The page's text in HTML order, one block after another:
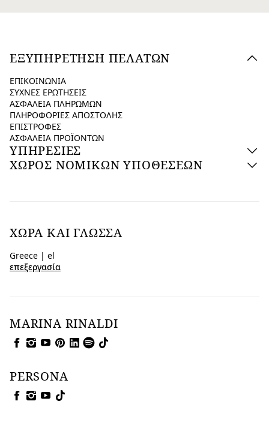
ΕΞΥΠΗΡΕΤΗΣΗ ΠΕΛΑΤΩΝ
ΕΠΙΚΟΙΝΩΝΙΑ
ΣΥΧΝΕΣ ΕΡΩΤΗΣΕΙΣ
ΑΣΦΑΛΕΙΑ ΠΛΗΡΩΜΩΝ
ΠΛΗΡΟΦΟΡΙΕΣ ΑΠΟΣΤΟΛΗΣ
ΕΠΙΣΤΡΟΦΕΣ
ΑΣΦΑΛΕΙΑ ΠΡΟΪΟΝΤΩΝ
ΥΠΗΡΕΣΙΕΣ
ΧΩΡΟΣ ΝΟΜΙΚΩΝ ΥΠΟΘΕΣΕΩΝ
ΧΏΡΑ ΚΑΙ ΓΛΏΣΣΑ
Greece | el
επεξεργασία
MARINA RINALDI
PERSONA